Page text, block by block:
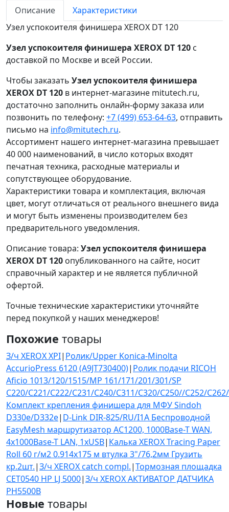
Описание
Характеристики
Узел успокоителя финишера XEROX DT 120
Узел успокоителя финишера XEROX DT 120 с
доставкой по Москве и всей России.
Чтобы заказать Узел успокоителя финишера
XEROX DT 120 в интернет-магазине mitutech.ru,
достаточно заполнить онлайн-форму заказа или
позвонить по телефону: +7 (499) 653-64-63, отправить
письмо на info@mitutech.ru.
Ассортимент нашего интернет-магазина превышает
40 000 наименований, в число которых входят
печатная техника, расходные материалы и
сопутствующее оборудование.
Характеристики товара и комплектация, включая
цвет, могут отличаться от реального внешнего вида
и могут быть изменены производителем без
предварительного уведомления.
Описание товара: Узел успокоителя финишера
XEROX DT 120 опубликованного на сайте, носит
справочный характер и не является публичной
офертой.
Точные технические характеристики уточняйте
перед покупкой у наших менеджеров!
Похожие товары
З/ч XEROX XPI| Ролик/Upper Konica-Minolta
AccurioPress 6120 (A9JT730400)| Ролик подачи RICOH
Aficio 1013/120/1515/MP 161/171/201/301/SP
C220/C221/C222/C231/C240/C311/C320/C250//C252/
Комплект крепления финишера для МФУ Sindoh
D330e/D332e| D-Link DIR-825/RU/I1A Беспроводной
EasyMesh маршрутизатор AC1200, 1000Base-T WAN,
4x1000Base-T LAN, 1хUSB| Калька XEROX Tracing Paper
Roll 60 г/м2 0.914х175 м втулка 3"/76,2мм Грузить
кр.2шт.|З/ч XEROX catch compl.|Тормозная площадка
CET0540 HP LJ 5000|З/ч XEROX АКТИВАТОР ДАТЧИКА
PH5500B
Новые товары